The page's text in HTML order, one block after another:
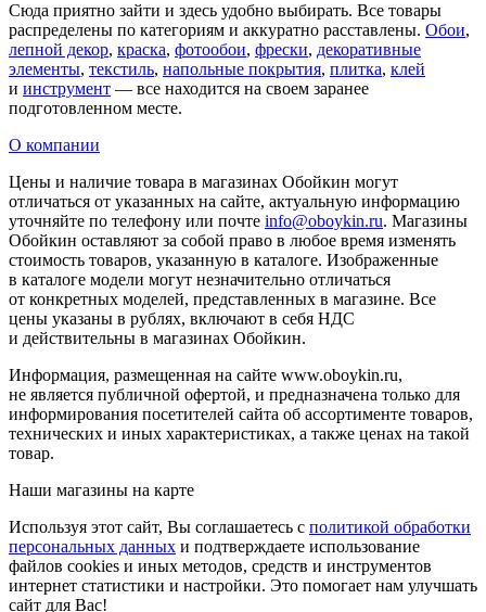
Сюда приятно зайти и здесь удобно выбирать. Все товары
распределены по категориям и аккуратно расставлены. Обои,
лепной декор, краска, фотообои, фрески, декоративные
элементы, текстиль, напольные покрытия, плитка, клей
и инструмент — все находится на своем заранее
подготовленном месте.
О компании
Цены и наличие товара в магазинах Обойкин могут
отличаться от указанных на сайте, актуальную информацию
уточняйте по телефону или почте info@oboykin.ru. Магазины
Обойкин оставляют за собой право в любое время изменять
стоимость товаров, указанную в каталоге. Изображенные
в каталоге модели могут незначительно отличаться
от конкретных моделей, представленных в магазине. Все
цены указаны в рублях, включают в себя НДС
и действительны в магазинах Обойкин.
Информация, размещенная на сайте www.oboykin.ru,
не является публичной офертой, и предназначена только для
информирования посетителей сайта об ассортименте товаров,
технических и иных характеристиках, а также ценах на такой
товар.
Наши магазины на карте
Используя этот сайт, Вы соглашаетесь с политикой обработки
персональных данных и подтверждаете использование
файлов cookies и иных методов, средств и инструментов
интернет статистики и настройки. Это помогает нам улучшать
сайт для Вас!